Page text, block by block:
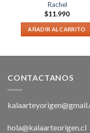
Rachel
$11.990
AÑADIR AL CARRITO
CONTACTANOS
hola@kalaarteorigen.cl